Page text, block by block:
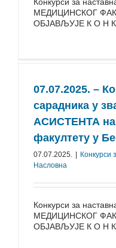
МЕДИЦИНСКОГ
ОБЈАВЉУЈЕ К О Н К
07.07.2025. –
сарадника у
АСИСТЕНТА
факултету у
07.07.2025. Конкурси
Насловна
Конкурси за
МЕДИЦИНСКОГ
ОБЈАВЉУЈЕ К О Н